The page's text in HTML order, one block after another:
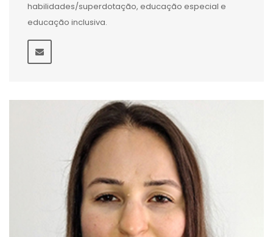
habilidades/superdotação, educação especial e
educação inclusiva.